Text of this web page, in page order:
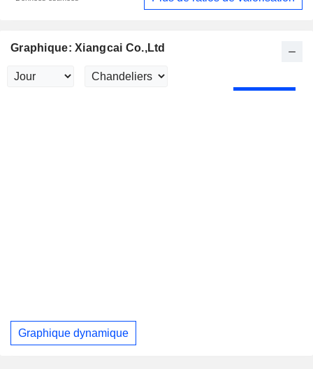
Graphique: Xiangcai Co.,Ltd
Graphique dynamique